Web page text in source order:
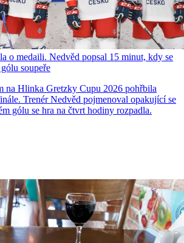
o medaili. Nedvěd popsal 15 minut, kdy se
soupeře
na Hlinka Gretzky Cupu 2026 pohřbila
Trenér Nedvěd pojmenoval opakující se
gólu se hra na čtvrt hodiny rozpadla.